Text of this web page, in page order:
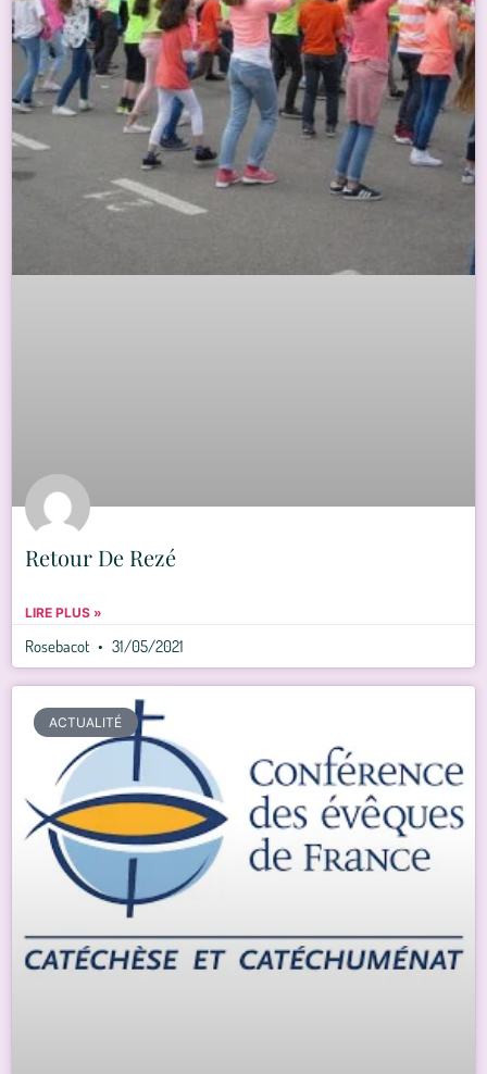
Retour De Rezé
LIRE PLUS »
Rosebacot 31/05/2021
ACTUALITÉ